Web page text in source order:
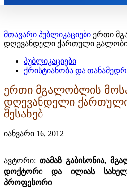
მთავარი პუბლიკაციები ერთი
დღევანდელი ქართული გალობის
პუბლიკაციები
ქრისტიანობა და
ერთი მგალობლის
დღევანდელი
შესახებ
იანვარი 16, 2012
ავტორი: თამაზ გაბისონია,
დოქტორი და ილიას
პროფესორი